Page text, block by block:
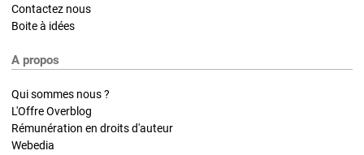
Contactez nous
Boite à idées
A propos
Qui sommes nous ?
L'Offre Overblog
Rémunération en droits d'auteur
Webedia